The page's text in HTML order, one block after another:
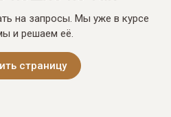
на запросы. Мы уже в курсе
и решаем её.
страницу